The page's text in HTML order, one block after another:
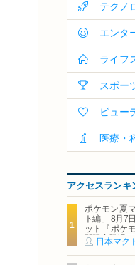
テクノ
エンタ
ライフ
スポー
ビュー
医療・
アクセスランキ
ポケモン夏
ト編」 8月7
ット『ポケ
間限定登場
日本マク